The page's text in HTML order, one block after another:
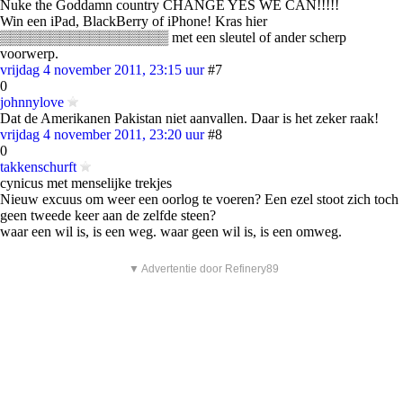
Nuke the Goddamn country CHANGE YES WE CAN!!!!!
Win een iPad, BlackBerry of iPhone! Kras hier
▒▒▒▒▒▒▒▒▒▒▒▒▒▒▒▒▒ met een sleutel of ander scherp
voorwerp.
vrijdag 4 november 2011, 23:15 uur #7
0
johnnylove
Dat de Amerikanen Pakistan niet aanvallen. Daar is het zeker raak!
vrijdag 4 november 2011, 23:20 uur #8
0
takkenschurft
cynicus met menselijke trekjes
Nieuw excuus om weer een oorlog te voeren? Een ezel stoot zich toch
geen tweede keer aan de zelfde steen?
waar een wil is, is een weg. waar geen wil is, is een omweg.
▼ Advertentie door Refinery89